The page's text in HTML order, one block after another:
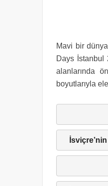
Mavi bir
Days İstanbul
alanlarında
boyutlarıyla ele